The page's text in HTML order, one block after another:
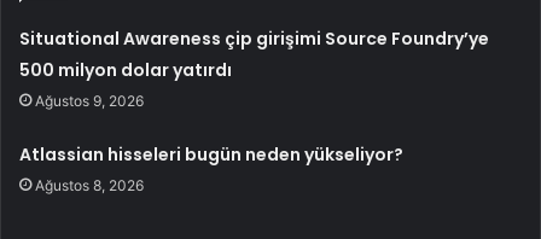
Situational Awareness çip girişimi Source Foundry’ye
500 milyon dolar yatırdı
Ağustos 9, 2026
Atlassian hisseleri bugün neden yükseliyor?
Ağustos 8, 2026